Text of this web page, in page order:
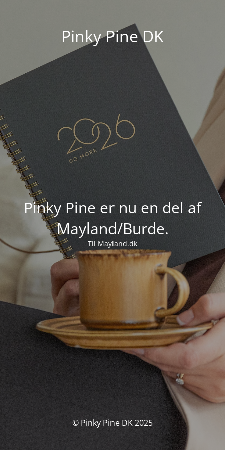
Pinky Pine DK
Pinky Pine er nu en del af
Mayland/Burde.
Til Mayland.dk
© Pinky Pine DK 2025